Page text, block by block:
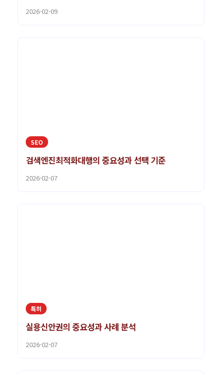
2026-02-09
SEO
검색엔진최적화대행의 중요성과 선택 기준
2026-02-07
특허
실용신안권의 중요성과 사례 분석
2026-02-07